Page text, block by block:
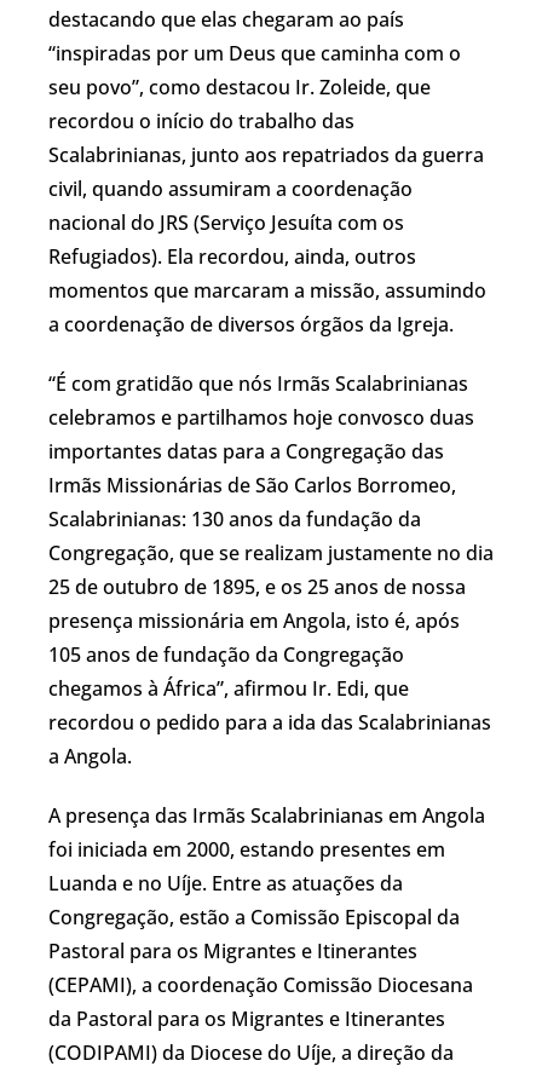
destacando que elas chegaram ao país
“inspiradas por um Deus que caminha com o
seu povo”, como destacou Ir. Zoleide, que
recordou o início do trabalho das
Scalabrinianas, junto aos repatriados da guerra
civil, quando assumiram a coordenação
nacional do JRS (Serviço Jesuíta com os
Refugiados). Ela recordou, ainda, outros
momentos que marcaram a missão, assumindo
a coordenação de diversos órgãos da Igreja.
“É com gratidão que nós Irmãs Scalabrinianas
celebramos e partilhamos hoje convosco duas
importantes datas para a Congregação das
Irmãs Missionárias de São Carlos Borromeo,
Scalabrinianas: 130 anos da fundação da
Congregação, que se realizam justamente no dia
25 de outubro de 1895, e os 25 anos de nossa
presença missionária em Angola, isto é, após
105 anos de fundação da Congregação
chegamos à África”, afirmou Ir. Edi, que
recordou o pedido para a ida das Scalabrinianas
a Angola.
A presença das Irmãs Scalabrinianas em Angola
foi iniciada em 2000, estando presentes em
Luanda e no Uíje. Entre as atuações da
Congregação, estão a Comissão Episcopal da
Pastoral para os Migrantes e Itinerantes
(CEPAMI), a coordenação Comissão Diocesana
da Pastoral para os Migrantes e Itinerantes
(CODIPAMI) da Diocese do Uíje, a direção da